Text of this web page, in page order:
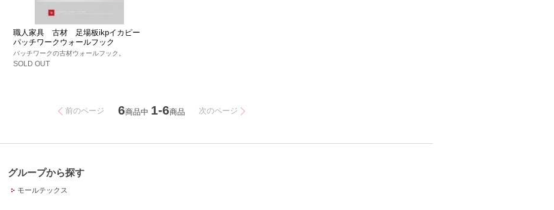
職人家具 古材 足場板ikpイカピー
パッチワークウォールフック
パッチワークの古材ウォールフック。
SOLD OUT
前のページ 6商品中 1-6商品 次のページ
グループから探す
モールテックス